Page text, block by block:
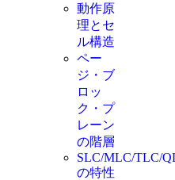
動作原
理とセ
ル構造
ペー
ジ・ブ
ロッ
ク・プ
レーン
の階層
SLC/MLC/TLC/
の特性